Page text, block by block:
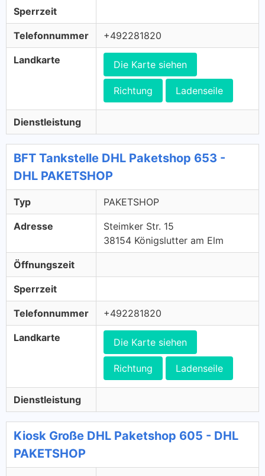
Sperrzeit
Telefonnummer +492281820
Landkarte Die Karte siehen
Richtung Ladenseile
Dienstleistung
BFT Tankstelle DHL Paketshop 653 -
DHL PAKETSHOP
Typ PAKETSHOP
Adresse
Steimker Str. 15
38154 Königslutter am Elm
Öffnungszeit
Sperrzeit
Telefonnummer +492281820
Landkarte Die Karte siehen
Richtung Ladenseile
Dienstleistung
Kiosk Große DHL Paketshop 605 - DHL
PAKETSHOP